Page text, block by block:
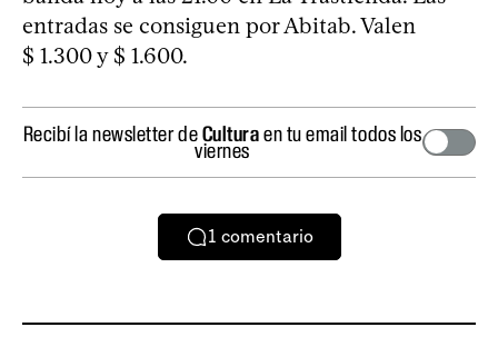
entradas se consiguen por Abitab. Valen
$ 1.300 y $ 1.600.
Recibí la newsletter deCulturaen tu email todos los
viernes
1 comentario